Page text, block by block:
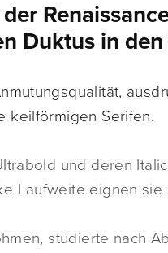
Duktus in
keilförmigen Serifen.
und deren
Laufweite eignen
studierte nach